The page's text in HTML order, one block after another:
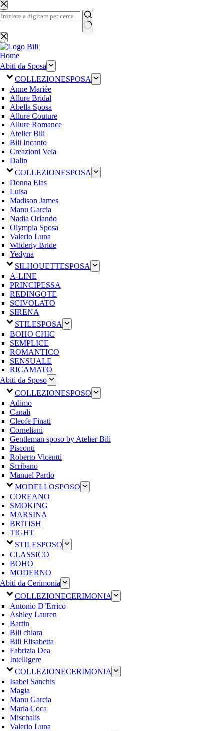
Salta
al
contenuto
Nessun
risultato
Home
Abiti da Sposa
COLLEZIONESPOSA
Anne Mariée
Allure Bridal
Abella Sposa
Allure Couture
Allure Romance
Atelier Bili
Bili Incanto
Creazioni Vela
Dalin
COLLEZIONESPOSA
Donna Elas
Luisa
Madison James
Manu Garcia
Nadia Orlando
Olympia Sposa
Valerio Luna
Wilderly Bride
Yedyna
SILHOUETTESPOSA
A-LINE
PRINCIPESSA
REDINGOTE
SCIVOLATO
SIRENA
STILESPOSA
BOHO CHIC
SEMPLICE
ROMANTICO
SENSUALE
RICAMATO
Abiti da Sposo
COLLEZIONESPOSO
Adimo
Canali
Cleofe Finati
Corneliani
Gentleman sposo by Atelier Bili
Pisconti
Roberto Vicentti
Scribano
Manuel Pardo
MODELLOSPOSO
COREANO
SMOKING
MARSINA
BRITISH
TIGHT
STILESPOSO
CLASSICO
BOHO
MODERNO
Abiti da Cerimonia
COLLEZIONECERIMONIA
Antonio D’Errico
Ashley Lauren
Bartin
Bili chiara
Bili Elisabetta
Fabrizia Dea
Intelligere
COLLEZIONECERIMONIA
Isabel Sanchis
Magia
Manu Garcia
Maria Coca
Mischalis
Valerio Luna